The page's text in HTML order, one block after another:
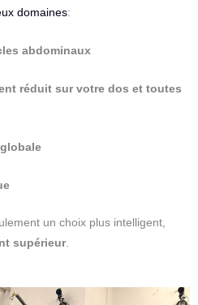
domaines:
abdominaux
réduit sur votre dos et toutes
un choix plus intelligent,
supérieur.